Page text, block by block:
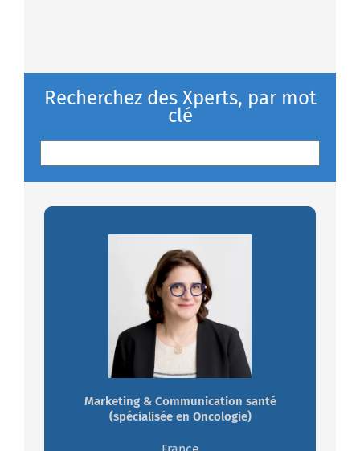
Recherchez des Xperts, par mot
clé
Marketing & Communication santé
(spécialisée en Oncologie)
Francine DUGARDIN
Passionnée par les enjeux marketing et
communication Santé, experte en
Oncologie.
Travaillez avec Francine